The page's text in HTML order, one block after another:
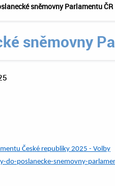
sněmovny Parlamentu ČR
sněmovny
České republiky 2025 - Volby
poslanecke-snemovny-